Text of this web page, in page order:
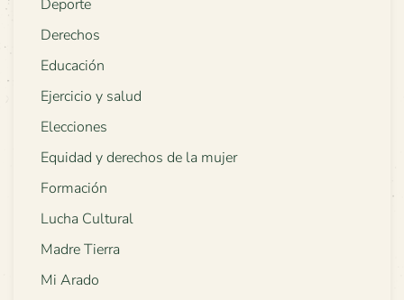
Deporte
Derechos
Educación
Ejercicio y salud
Elecciones
Equidad y derechos de la mujer
Formación
Lucha Cultural
Madre Tierra
Mi Arado